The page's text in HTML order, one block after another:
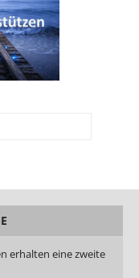
erhalten eine zweite